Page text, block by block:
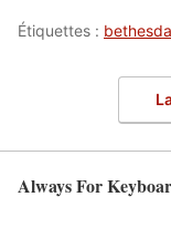
Étiquettes : bethesda
Always For